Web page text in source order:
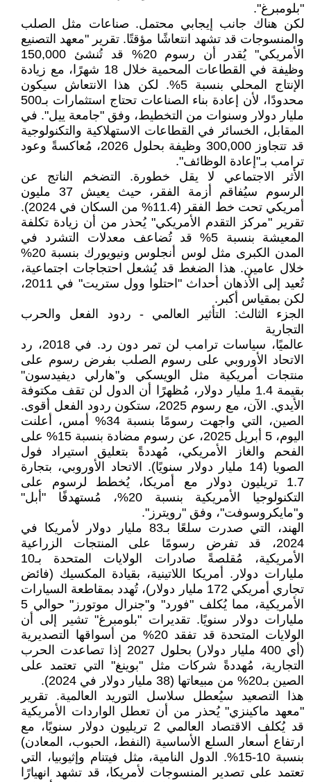
"بلومبرغ".
لكن هناك جانب إيجابي محتمل. صناعات مثل الصلب
والمنسوجات قد تشهد انتعاشًا مؤقتًا. تقرير "معهد التصنيع
الأمريكي" يُقدر أن رسوم 20% قد تُنشئ 150,000
وظيفة في القطاعات المحمية خلال 18 شهرًا، مع زيادة
الإنتاج المحلي بنسبة 5%. لكن هذا الانتعاش سيكون
محدودًا، لأن إعادة بناء الصناعات تحتاج استثمارات بـ500
مليار دولار وسنوات من التخطيط، وفق "جامعة ييل". في
المقابل، الخسائر في القطاعات الاستهلاكية والتكنولوجية
قد تتجاوز 300,000 وظيفة بحلول 2026، مُعاكسةً وعود
ترامب بـ"إعادة الوظائف".
الأثر الاجتماعي لا يقل خطورة. التضخم الناتج عن
الرسوم سيُفاقم أزمة الفقر، حيث يعيش 37 مليون
أمريكي تحت خط الفقر (11.4% من السكان في 2024).
تقرير "مركز التقدم الأمريكي" يُحذر من أن زيادة تكلفة
المعيشة بنسبة 5% قد تُضاعف معدلات التشرد في
المدن الكبرى مثل لوس أنجلوس ونيويورك بنسبة 20%
خلال عامين. هذا الضغط قد يُشعل احتجاجات اجتماعية،
تُعيد إلى الأذهان أحداث "احتلوا وول ستريت" في 2011،
لكن بمقياس أكبر.
الجزء الثالث: التأثير العالمي - ردود الفعل والحرب
التجارية
عالميًا، سياسات ترامب لن تمر دون رد. في 2018، رد
الاتحاد الأوروبي على رسوم الصلب بفرض رسوم على
منتجات أمريكية مثل الويسكي و"هارلي ديفيدسون"
بقيمة 1.4 مليار دولار، مُظهرًا أن الدول لن تقف مكتوفة
الأيدي. الآن، مع رسوم 2025، ستكون ردود الفعل أقوى.
الصين، التي واجهت رسومًا بنسبة 34% أمس، أعلنت
اليوم، 5 أبريل 2025، عن رسوم مضادة بنسبة 15% على
الفحم والغاز الأمريكي، مُهددةً بتعليق استيراد فول
الصويا (14 مليار دولار سنويًا). الاتحاد الأوروبي، بتجارة
1.7 تريليون دولار مع أمريكا، يُخطط لرسوم على
التكنولوجيا الأمريكية بنسبة 20%، مُستهدفًا "أبل"
و"مايكروسوفت"، وفق "رويترز".
الهند، التي صدرت سلعًا بـ83 مليار دولار لأمريكا في
2024، قد تفرض رسومًا على المنتجات الزراعية
الأمريكية، مُقلصةً صادرات الولايات المتحدة بـ10
مليارات دولار. أمريكا اللاتينية، بقيادة المكسيك (فائض
تجاري أمريكي 172 مليار دولار)، تُهدد بمقاطعة السيارات
الأمريكية، مما يُكلف "فورد" و"جنرال موتورز" حوالي 5
مليارات دولار سنويًا. تقديرات "بلومبرغ" تشير إلى أن
الولايات المتحدة قد تفقد 20% من أسواقها التصديرية
(أي 400 مليار دولار) بحلول 2027 إذا تصاعدت الحرب
التجارية، مُهددةً شركات مثل "بوينغ" التي تعتمد على
الصين بـ20% من مبيعاتها (38 مليار دولار في 2024).
هذا التصعيد سيُعطل سلاسل التوريد العالمية. تقرير
"معهد ماكينزي" يُحذر من أن تعطل الواردات الأمريكية
قد يُكلف الاقتصاد العالمي 2 تريليون دولار سنويًا، مع
ارتفاع أسعار السلع الأساسية (النفط، الحبوب، المعادن)
بنسبة 10-15%. الدول النامية، مثل فيتنام وإثيوبيا، التي
تعتمد على تصدير المنسوجات لأمريكا، قد تشهد انهيارًا